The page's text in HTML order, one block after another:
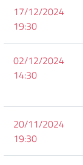
17/12/2024
19:30
02/12/2024
14:30
20/11/2024
19:30